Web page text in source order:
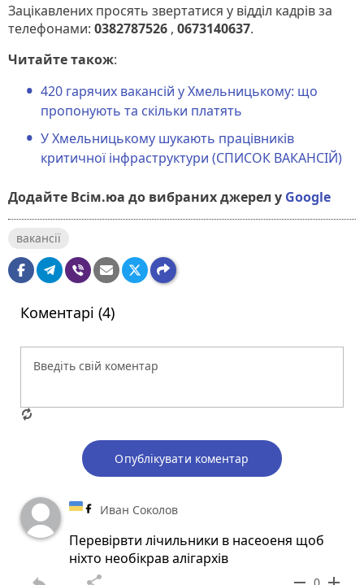
Зацікавлених просять звертатися у відділ кадрів за
телефонами: 0382787526 , 0673140637.
Читайте також:
420 гарячих вакансій у Хмельницькому: що
пропонують та скільки платять
У Хмельницькому шукають працівників
критичної інфраструктури (СПИСОК ВАКАНСІЙ)
Додайте Всім.юа до вибраних джерел у Google
вакансії
Коментарі (4)
Опублікувати коментар
Иван Соколов
Перевірвти лічильники в насеоеня щоб
ніхто необікрав алігархів